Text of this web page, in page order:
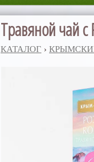
Травяной чай
КАТАЛОГ ›